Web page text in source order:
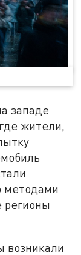
западе
жители,
методами
регионы
возникали